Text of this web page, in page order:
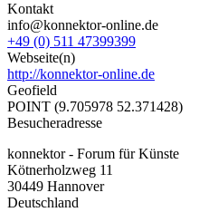
Kontakt
info@konnektor-online.de
+49 (0) 511 47399399
Webseite(n)
http://konnektor-online.de
Geofield
POINT (9.705978 52.371428)
Besucheradresse
konnektor - Forum für Künste
Kötnerholzweg 11
30449 Hannover
Deutschland